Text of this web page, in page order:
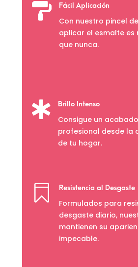
 Fácil Aplicación
Con nuestro pincel
aplicar el esmalte es
que nunca.
 Brillo Intenso
Consigue un
profesional desde la
de tu hogar.
 Resistencia al Desgaste
Formulados para
desgaste diario,
mantienen su
impecable.